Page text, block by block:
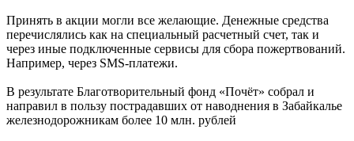
Принять в акции могли все желающие. Денежные средства
перечислялись как на специальный расчетный счет, так и
через иные подключенные сервисы для сбора пожертвований.
Например, через SMS-платежи.
В результате Благотворительный фонд «Почёт» собрал и
направил в пользу пострадавших от наводнения в Забайкалье
железнодорожникам более 10 млн. рублей